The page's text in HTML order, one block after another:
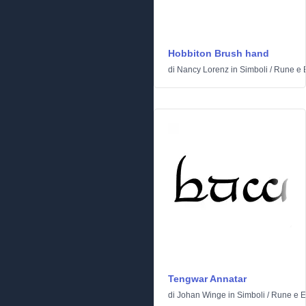
Hobbiton Brush hand
di Nancy Lorenz in Simboli / Rune e
Tengwar Annatar
di Johan Winge in Simboli / Rune e